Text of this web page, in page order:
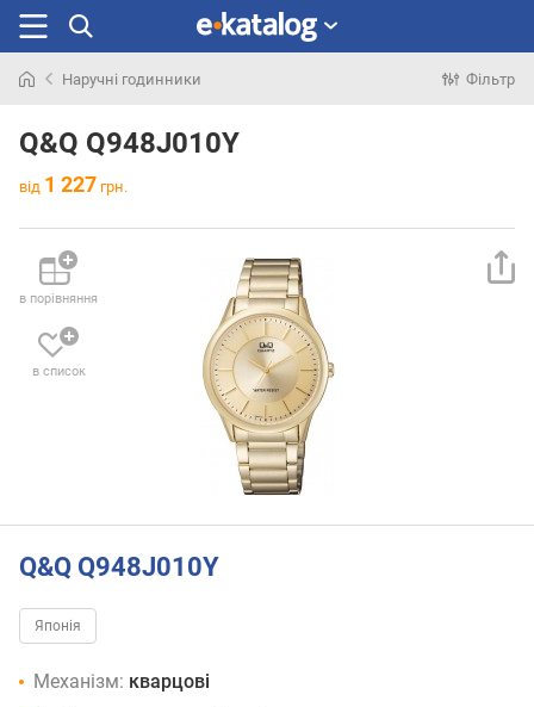
раніше
Наручні годинники Фільтр
Q&Q Q948J010Y
від 1 227 грн.
в порівняння
в список
Q&Q Q948J010Y
Японія
Механізм: кварцові